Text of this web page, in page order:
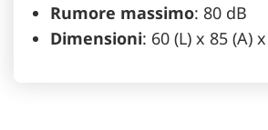
Rumore massimo: 80 dB
Dimensioni: 60 (L) x 85 (A)